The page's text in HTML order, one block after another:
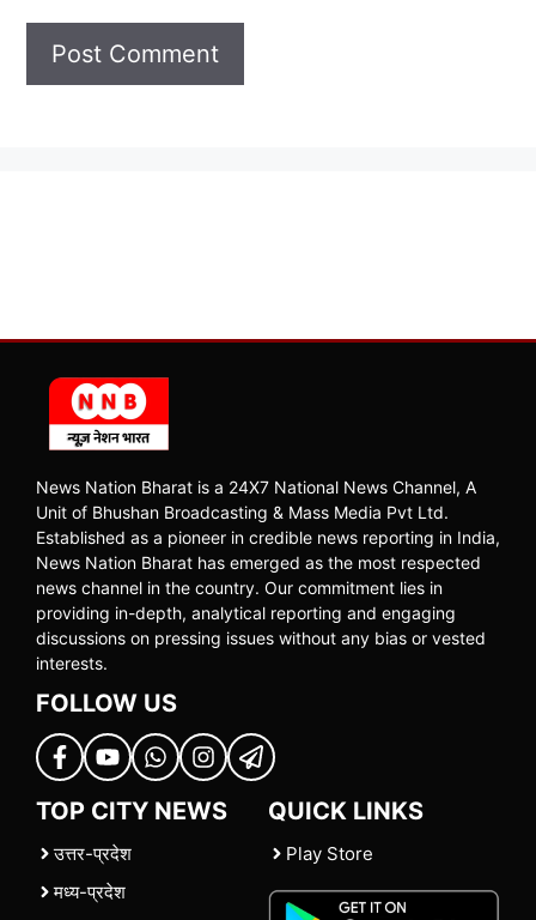
News Nation Bharat is a 24X7 National News Channel, A
Unit of Bhushan Broadcasting & Mass Media Pvt Ltd.
Established as a pioneer in credible news reporting in India,
News Nation Bharat has emerged as the most respected
news channel in the country. Our commitment lies in
providing in-depth, analytical reporting and engaging
discussions on pressing issues without any bias or vested
interests.
FOLLOW US
TOP CITY NEWS
उत्तर-प्रदेश
मध्य-प्रदेश
QUICK LINKS
Play Store